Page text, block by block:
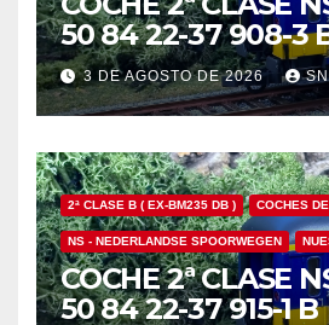
50 84 22-37 908-3
3 DE AGOSTO DE 2026
2ª CLASE B ( EX-BM235 DB ) COCHES
NS - NEDERLANDSE SPOORWEGEN
COCHE 2ª CLASE
50 84 22-37 915-1 B